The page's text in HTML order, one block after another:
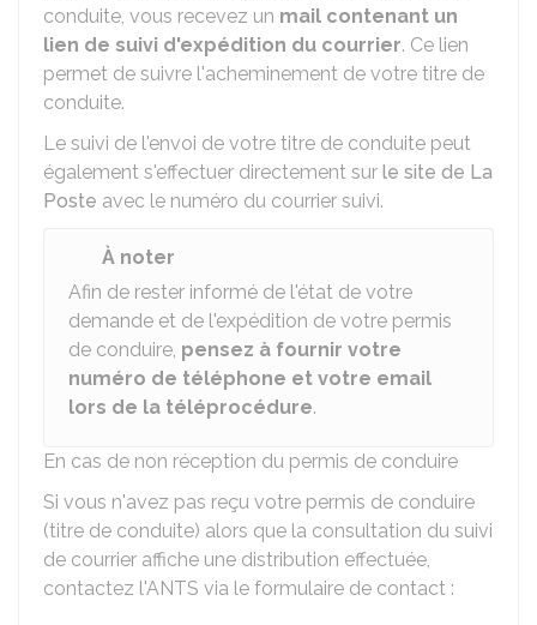
conduite, vous recevez un mail contenant un
lien de suivi d'expédition du courrier. Ce lien
permet de suivre l'acheminement de votre titre de
conduite.
Le suivi de l'envoi de votre titre de conduite peut
également s'effectuer directement sur le site de La
Poste avec le numéro du courrier suivi.
À noter
Afin de rester informé de l'état de votre
demande et de l'expédition de votre permis
de conduire, pensez à fournir votre
numéro de téléphone et votre email
lors de la téléprocédure.
En cas de non réception du permis de conduire
Si vous n'avez pas reçu votre permis de conduire
(titre de conduite) alors que la consultation du suivi
de courrier affiche une distribution effectuée,
contactez l'ANTS via le formulaire de contact :